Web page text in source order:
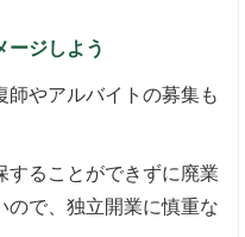
ージしよう
師やアルバイトの募集も
することができずに廃業
ので、独立開業に慎重な